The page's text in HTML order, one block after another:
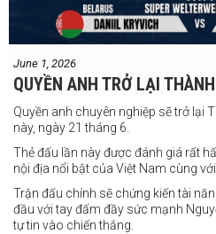
June 1, 2026
QUYỀN ANH TRỞ LẠI
Quyền anh chuyên nghiệp sẽ trở lại
này, ngày 21 tháng 6.
Thẻ đấu lần này được đánh giá rất
nội địa nổi bật của Việt Nam cùng
Trận đấu chính sẽ chứng kiến tài
đầu với tay đấm đầy sức mạnh
tự tin vào chiến thắng.